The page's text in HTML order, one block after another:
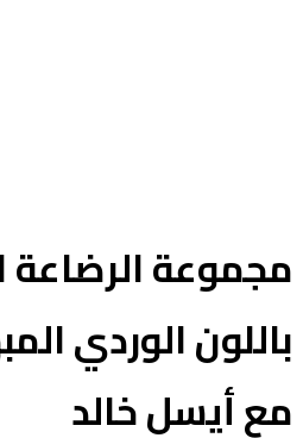
الرضاعة
الوردي
أيسل خالد